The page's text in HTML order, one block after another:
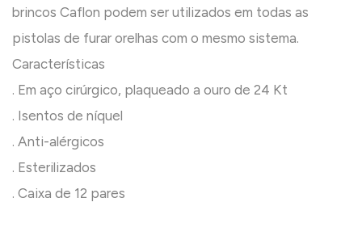
brincos Caflon podem ser utilizados em todas as
pistolas de furar orelhas com o mesmo sistema.
Características
. Em aço cirúrgico, plaqueado a ouro de 24 Kt
. Isentos de níquel
. Anti-alérgicos
. Esterilizados
. Caixa de 12 pares